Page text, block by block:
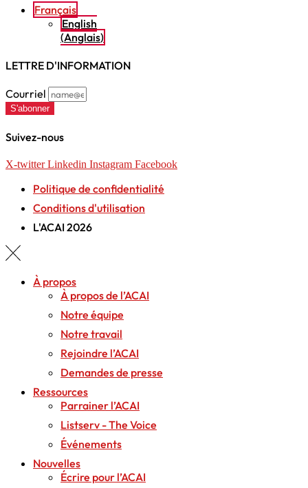
Français
English
(Anglais)
LETTRE D'INFORMATION
Courriel
S'abonner
Suivez-nous
X-twitter Linkedin Instagram Facebook
Politique de confidentialité
Conditions d'utilisation
L'ACAI 2026
À propos
À propos de l’ACAI
Notre équipe
Notre travail
Rejoindre l’ACAI
Demandes de presse
Ressources
Parrainer l’ACAI
Listserv - The Voice
Événements
Nouvelles
Écrire pour l’ACAI